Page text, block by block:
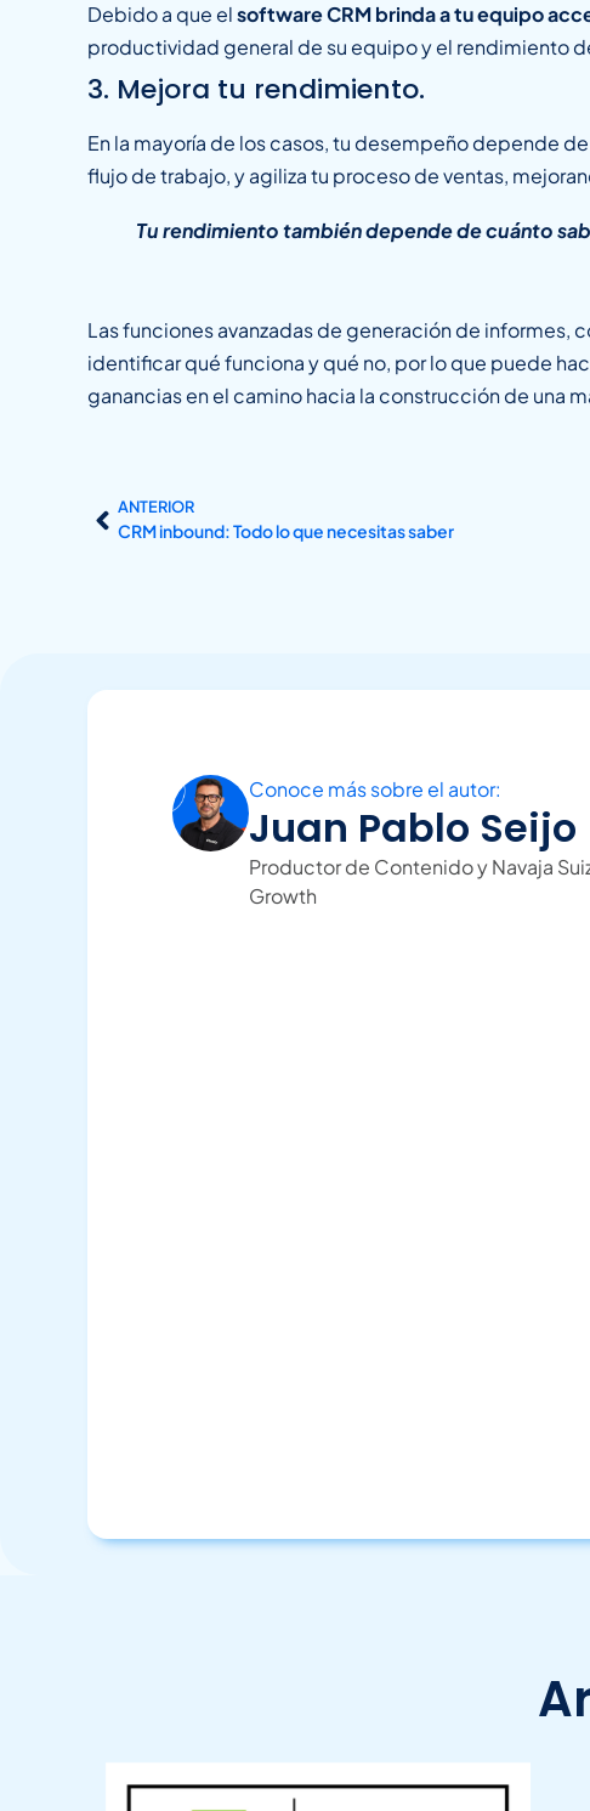
Debido a que elsoftware CRM brinda a tu equipo
productividad general de su equipo y el rendimiento
3. Mejora tu rendimiento.
En la mayoría de los casos, tu desempeño depende
flujo de trabajo, y agiliza tu proceso de ventas,
Tu rendimiento también depende de cuánto
Las funciones avanzadas de generación de informes,
identificar qué funciona y qué no, por lo que puede
ganancias en el camino hacia la construcción de una
ANTERIOR
CRM inbound: Todo lo que necesitas saber
Conoce más sobre el autor:
Juan Pablo Seijo
Productor de Contenido y Navaja
Growth